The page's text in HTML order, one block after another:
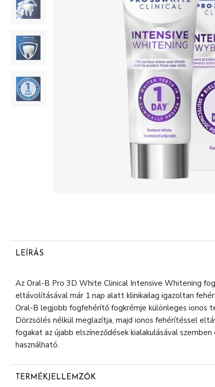
LEÍRÁS
Az Oral-B Pro 3D White Clinical Intensive Whitening
eltávolításával már 1 nap alatt klinikailag igazoltan
Oral-B legjobb fogfehérítő fogkrémje különleges ionos
Dörzsölés nélkül meglazítja, majd ionos fehérítéssel
fogakat az újabb elszíneződések kialakulásával szemben
használható.
TERMÉKJELLEMZŐK